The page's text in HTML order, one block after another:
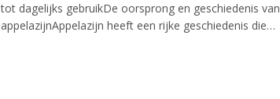
tot dagelijks gebruikDe oorsprong en geschiedenis van
appelazijnAppelazijn heeft een rijke geschiedenis die…